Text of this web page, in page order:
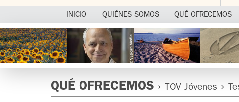
INICIO QUIÉNES SOMOS QUÉ OFRECEMOS
QUÉ OFRECEMOS TOV Jóvenes